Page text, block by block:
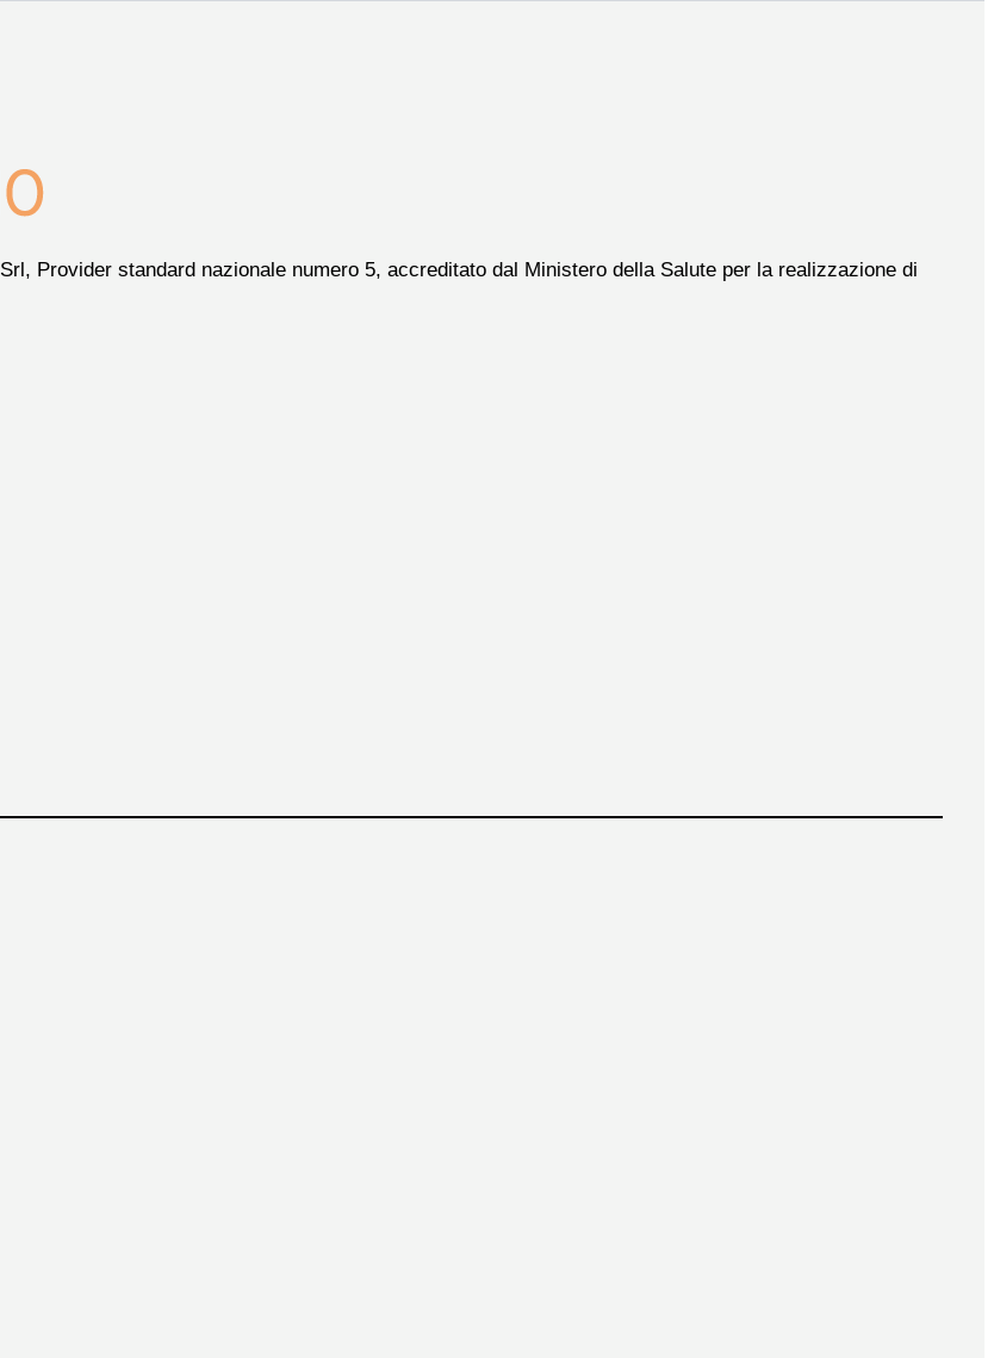
Srl, Provider standard nazionale numero 5, accreditato dal Ministero della Salute per la realizzazione di